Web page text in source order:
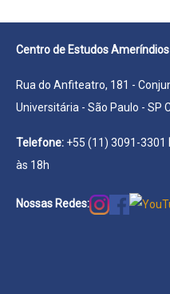
Centro de Estudos Ameríndios
Rua do Anfiteatro, 181 -
Universitária - São Paulo - SP
Telefone: +55 (11) 3091-3301
às 18h
Nossas Redes: